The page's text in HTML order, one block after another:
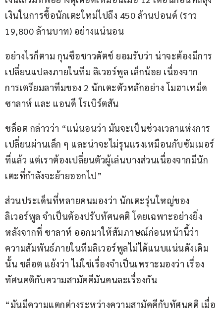
เงินในการซื้อนักเตะใหม่ไปถึง 450 ล้านปอนด์ (ราว
19,800 ล้านบาท) อย่างแน่นอน
อย่างไรก็ตาม กุนซือชาวดัตช์ ยอมรับว่า น่าจะต้องมีการ
เปลี่ยนแปลงภายในทีม ลิเวอร์พูล เล็กน้อย เนื่องจาก
การเตรียมลาทีมของ 2 นักเตะตัวหลักอย่าง โมฮาเหม็ด
ซาลาห์ และ แอนดี โรเบิร์ตสัน
ชล็อต กล่าวว่า “แน่นอนว่า มันจะเป็นช่วงเวลาแห่งการ
เปลี่ยนผ่านเล็ก ๆ และน่าจะไม่รุนแรงเหมือนกับซัมเมอร์
ที่แล้ว แต่เราต้องเปลี่ยนตัวผู้เล่นบางส่วนเนื่องจากมีนัก
เตะที่กำลังจะย้ายออกไป”
ส่วนประเด็นที่หลายคนมองว่า นักเตะรุ่นใหญ่ของ
ลิเวอร์พูล จำเป็นต้องปรับทัศนคติ โดยเฉพาะอย่างยิ่ง
หลังจากที่ ซาลาห์ ออกมาให้สัมภาษณ์ก่อนหน้านี้ว่า
ความสัมพันธ์ภายในทีมลิเวอร์พูลไม่ได้แนบแน่นดังเดิม
นั้น ชล็อต แย้งว่า ไม่ใช่เรื่องจำเป็นเพราะมองว่า เรื่อง
ทัศนคติกับความสามัคคีมันคนละเรื่องกัน
“มันมีความแตกต่างระหว่างความสามัคคีกับทัศนคติ เมื่อ